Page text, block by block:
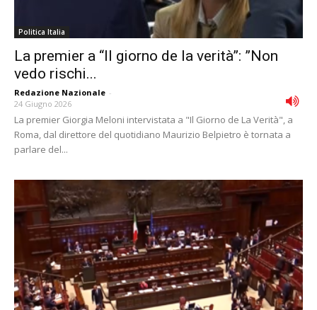
Politica Italia
La premier a “Il giorno de la verità”: ”Non
vedo rischi...
Redazione Nazionale -
24 Giugno 2026
La premier Giorgia Meloni intervistata a "Il Giorno de La Verità", a
Roma, dal direttore del quotidiano Maurizio Belpietro è tornata a
parlare del...